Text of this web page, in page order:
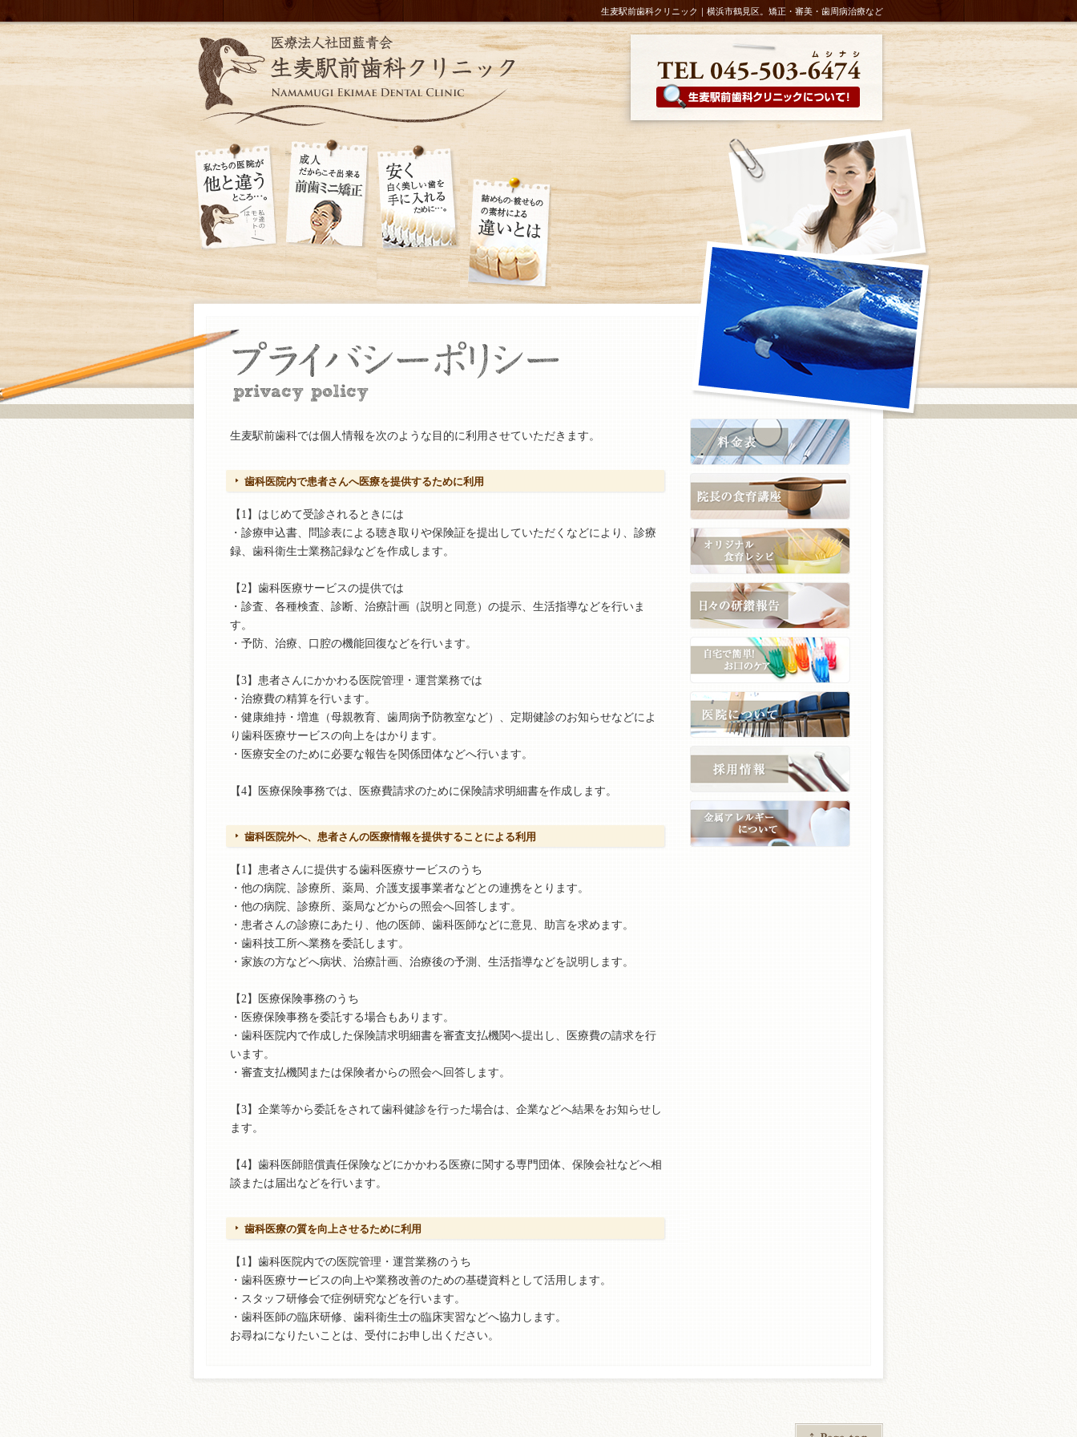
生麦駅前歯科クリニック｜横浜市鶴見区。矯正・審美・歯周病治療など
生麦駅前歯科では個人情報を次のような目的に利用させていただきます。
歯科医院内で患者さんへ医療を提供するために利用
【1】はじめて受診されるときには
・診療申込書、問診表による聴き取りや保険証を提出していただくなどにより、診療
録、歯科衛生士業務記録などを作成します。
【2】歯科医療サービスの提供では
・診査、各種検査、診断、治療計画（説明と同意）の提示、生活指導などを行いま
す。
・予防、治療、口腔の機能回復などを行います。
【3】患者さんにかかわる医院管理・運営業務では
・治療費の精算を行います。
・健康維持・増進（母親教育、歯周病予防教室など）、定期健診のお知らせなどによ
り歯科医療サービスの向上をはかります。
・医療安全のために必要な報告を関係団体などへ行います。
【4】医療保険事務では、医療費請求のために保険請求明細書を作成します。
歯科医院外へ、患者さんの医療情報を提供することによる利用
【1】患者さんに提供する歯科医療サービスのうち
・他の病院、診療所、薬局、介護支援事業者などとの連携をとります。
・他の病院、診療所、薬局などからの照会へ回答します。
・患者さんの診療にあたり、他の医師、歯科医師などに意見、助言を求めます。
・歯科技工所へ業務を委託します。
・家族の方などへ病状、治療計画、治療後の予測、生活指導などを説明します。
【2】医療保険事務のうち
・医療保険事務を委託する場合もあります。
・歯科医院内で作成した保険請求明細書を審査支払機関へ提出し、医療費の請求を行
います。
・審査支払機関または保険者からの照会へ回答します。
【3】企業等から委託をされて歯科健診を行った場合は、企業などへ結果をお知らせし
ます。
【4】歯科医師賠償責任保険などにかかわる医療に関する専門団体、保険会社などへ相
談または届出などを行います。
歯科医療の質を向上させるために利用
【1】歯科医院内での医院管理・運営業務のうち
・歯科医療サービスの向上や業務改善のための基礎資料として活用します。
・スタッフ研修会で症例研究などを行います。
・歯科医師の臨床研修、歯科衛生士の臨床実習などへ協力します。
お尋ねになりたいことは、受付にお申し出ください。